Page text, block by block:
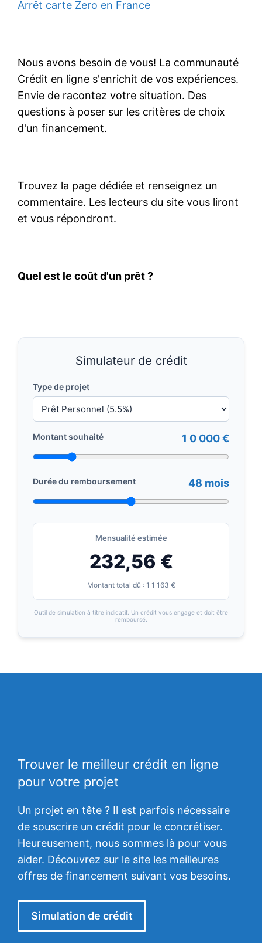
Arrêt carte Zero en France
Nous avons besoin de vous! La communauté
Crédit en ligne s'enrichit de vos expériences.
Envie de racontez votre situation. Des
questions à poser sur les critères de choix
d'un financement.
Trouvez la page dédiée et renseignez un
commentaire. Les lecteurs du site vous liront
et vous répondront.
Quel est le coût d'un prêt ?
Simulateur de crédit
Type de projet
Montant souhaité 1 0 000 €
Durée du remboursement 48 mois
Mensualité estimée
232,56 €
Montant total dû : 1 1 163 €
Outil de simulation à titre indicatif. Un crédit vous engage et doit être
remboursé.
Trouver le meilleur crédit en ligne
pour votre projet
Un projet en tête ? Il est parfois nécessaire
de souscrire un crédit pour le concrétiser.
Heureusement, nous sommes là pour vous
aider. Découvrez sur le site les meilleures
offres de financement suivant vos besoins.
Simulation de crédit